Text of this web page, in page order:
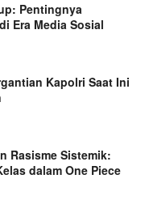
Pentingnya
Era Media Sosial
Kapolri Saat Ini
Rasisme Sistemik:
dalam One Piece